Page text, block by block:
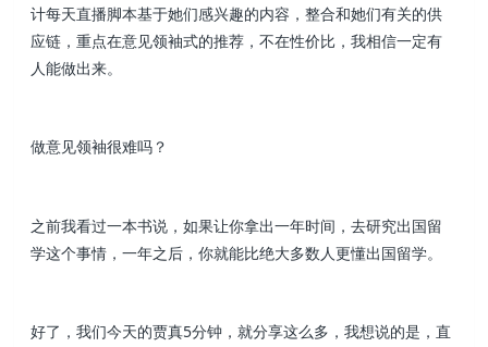
计每天直播脚本基于她们感兴趣的内容，整合和她们有关的供
应链，重点在意见领袖式的推荐，不在性价比，我相信一定有
人能做出来。
做意见领袖很难吗？
之前我看过一本书说，如果让你拿出一年时间，去研究出国留
学这个事情，一年之后，你就能比绝大多数人更懂出国留学。
好了，我们今天的贾真5分钟，就分享这么多，我想说的是，直